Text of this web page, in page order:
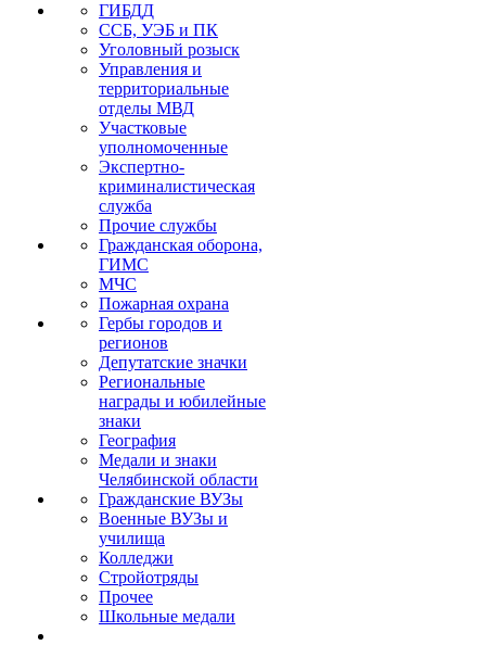
ГИБДД
ССБ, УЭБ и ПК
Уголовный розыск
Управления и
территориальные
отделы МВД
Участковые
уполномоченные
Экспертно-
криминалистическая
служба
Прочие службы
Гражданская оборона,
ГИМС
МЧС
Пожарная охрана
Гербы городов и
регионов
Депутатские значки
Региональные
награды и юбилейные
знаки
География
Медали и знаки
Челябинской области
Гражданские ВУЗы
Военные ВУЗы и
училища
Колледжи
Стройотряды
Прочее
Школьные медали